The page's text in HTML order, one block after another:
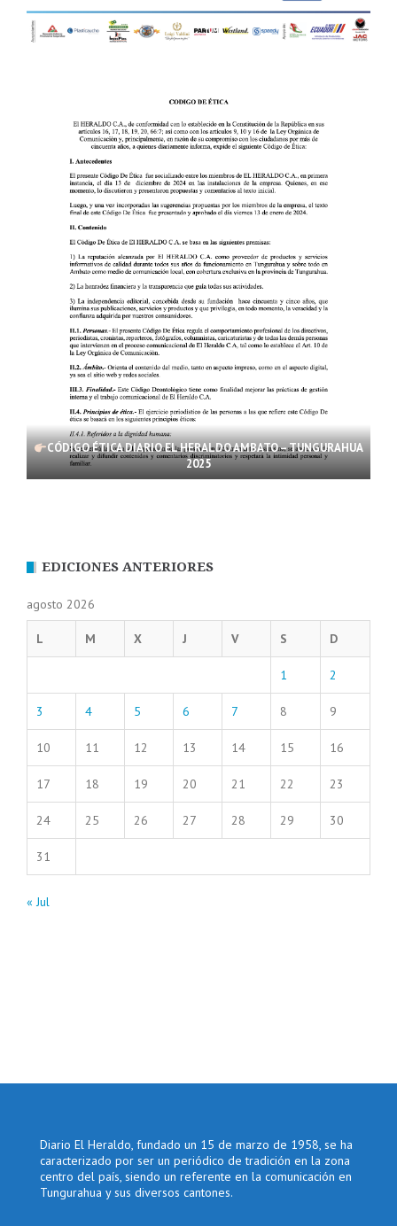
CÓDIGO ÉTICA DIARIO EL HERALDO AMBATO – TUNGURAHUA
2025
EDICIONES ANTERIORES
agosto 2026
L M X J V S D
1 2
3 4 5 6 7 8 9
10 11 12 13 14 15 16
17 18 19 20 21 22 23
24 25 26 27 28 29 30
31
« Jul
Diario El Heraldo, fundado un 15 de marzo de 1958, se ha
caracterizado por ser un periódico de tradición en la zona
centro del país, siendo un referente en la comunicación en
Tungurahua y sus diversos cantones.